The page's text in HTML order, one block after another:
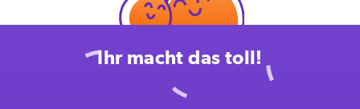
Ihr macht das toll!